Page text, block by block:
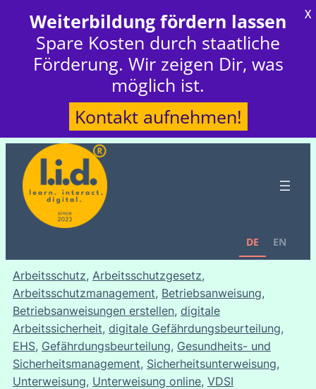
DE EN
Arbeitsschutz, Arbeitsschutzgesetz
Arbeitsschutzmanagement, Betriebsanweisung
Betriebsanweisungen erstellen, digitale
Arbeitssicherheit, digitale Gefährdungsbeurteilung
EHS, Gefährdungsbeurteilung, Gesundheits- und
Sicherheitsmanagement, Sicherheitsunterweisung
Unterweisung, Unterweisung online, VDSI
Weiterbildung fördern lassen
Spare Kosten durch staatliche
Förderung. Wir zeigen Dir, was
möglich ist.
Kontakt aufnehmen!
X